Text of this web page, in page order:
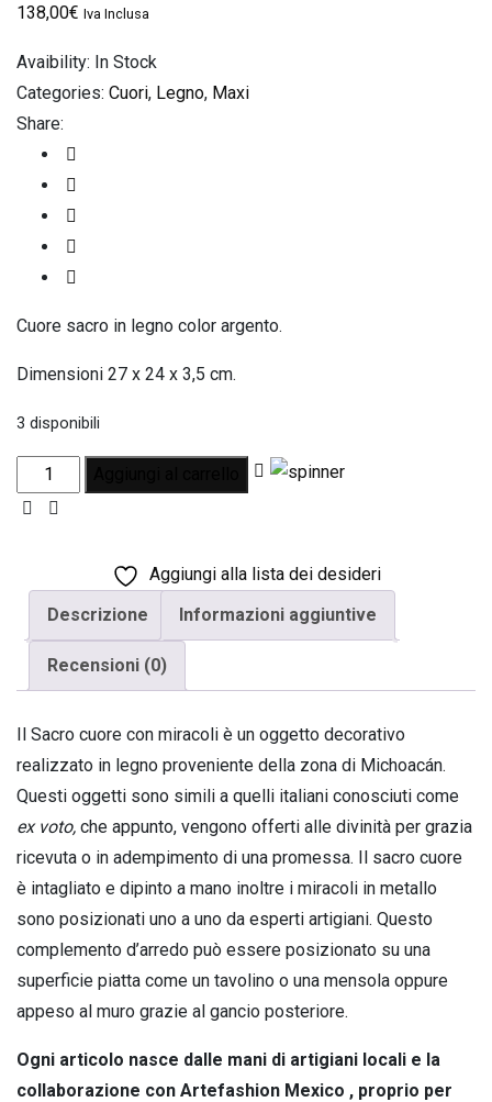
138,00€ Iva Inclusa
Avaibility: In Stock
Categories: Cuori, Legno, Maxi
Share:
Cuore sacro in legno color argento.
Dimensioni 27 x 24 x 3,5 cm.
3 disponibili
Cuore
Sacro
Argento
XXXL
Legno
Aggiungi alla lista dei desideri
Descrizione
Informazioni aggiuntive
Recensioni (0)
Il Sacro cuore con miracoli è un oggetto decorativo
realizzato in legno proveniente della zona di Michoacán.
Questi oggetti sono simili a quelli italiani conosciuti come
ex voto, che appunto, vengono offerti alle divinità per grazia
ricevuta o in adempimento di una promessa. Il sacro cuore
è intagliato e dipinto a mano inoltre i miracoli in metallo
sono posizionati uno a uno da esperti artigiani. Questo
complemento d’arredo può essere posizionato su una
superficie piatta come un tavolino o una mensola oppure
appeso al muro grazie al gancio posteriore.
Ogni articolo nasce dalle mani di artigiani locali e la
collaborazione con Artefashion Mexico , proprio per